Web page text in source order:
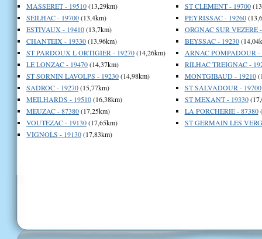
MASSERET - 19510(13,29km)
SEILHAC - 19700(13,4km)
ESTIVAUX - 19410(13,7km)
CHANTEIX - 19330(13,96km)
ST PARDOUX L ORTIGIER - 19270(14,26km)
LE LONZAC - 19470(14,37km)
ST SORNIN LAVOLPS - 19230(14,98km)
SADROC - 19270(15,77km)
MEILHARDS - 19510(16,38km)
MEUZAC - 87380(17,25km)
VOUTEZAC - 19130(17,65km)
VIGNOLS - 19130(17,83km)
ST CLEMENT - 19700
PEYRISSAC - 19260
ORGNAC SUR VEZERE
BEYSSAC - 19230
ARNAC POMPADOUR -
RILHAC TREIGNAC -
MONTGIBAUD - 19210
ST SALVADOUR - 19700
ST MEXANT - 19330
LA PORCHERIE - 87380
ST GERMAIN LES